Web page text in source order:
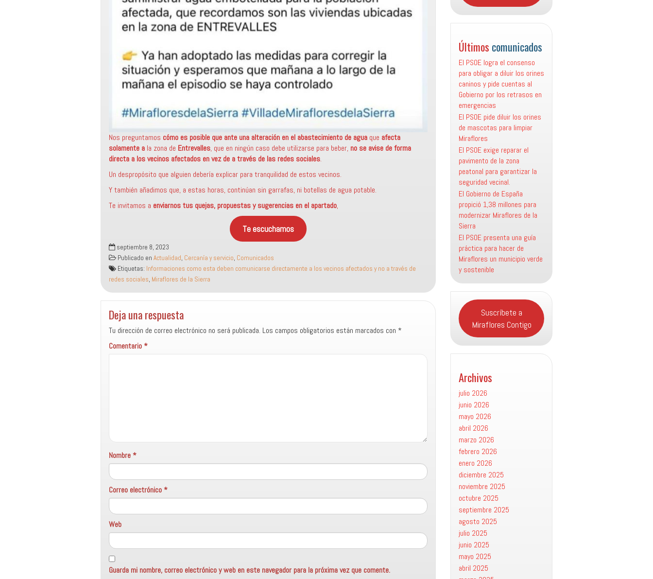
Nos preguntamos cómo es posible que ante una alteración en el abastecimiento de agua que afecta
solamente a la zona de Entrevalles, que en ningún caso debe utilizarse para beber, no se avise de forma
directa a los vecinos afectados en vez de a través de las redes sociales.
Un despropósito que alguien debería explicar para tranquilidad de estos vecinos.
Y también añadimos que, a estas horas, continúan sin garrafas, ni botellas de agua potable.
Te invitamos a enviarnos tus quejas, propuestas y sugerencias en el apartado,
Te escuchamos
septiembre 8, 2023
Publicado en Actualidad, Cercanía y servicio, Comunicados
Etiquetas: Informaciones como esta deben comunicarse directamente a los vecinos afectados y no a través de
redes sociales, Miraflores de la Sierra
Deja una respuesta
Tu dirección de correo electrónico no será publicada. Los campos obligatorios están marcados con *
Comentario*
Nombre *
Correo electrónico *
Web
Guarda mi nombre, correo electrónico y web en este navegador para la próxima vez que comente.
Últimos comunicados
El PSOE logra el consenso
para obligar a diluir los orines
caninos y pide cuentas al
Gobierno por los retrasos en
emergencias
El PSOE pide diluir los orines
de mascotas para limpiar
Miraflores
El PSOE exige reparar el
pavimento de la zona
peatonal para garantizar la
seguridad vecinal.
El Gobierno de España
propició 1,38 millones para
modernizar Miraflores de la
Sierra
El PSOE presenta una guía
práctica para hacer de
Miraflores un municipio verde
y sostenible
Suscríbete a
Miraflores Contigo
Archivos
julio 2026
junio 2026
mayo 2026
abril 2026
marzo 2026
febrero 2026
enero 2026
diciembre 2025
noviembre 2025
octubre 2025
septiembre 2025
agosto 2025
julio 2025
junio 2025
mayo 2025
abril 2025